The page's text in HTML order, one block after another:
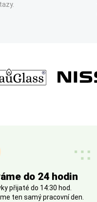
do 24 hodin
přijaté do 14:30 hod.
ten samý pracovní den.